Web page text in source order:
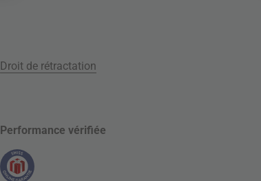
Droit de rétractation
Performance vérifiée